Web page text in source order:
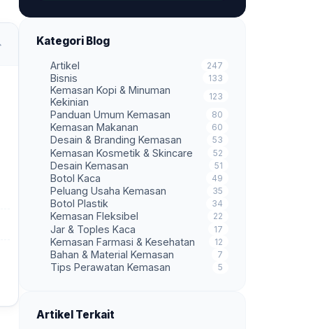
Kategori Blog
Artikel 247
Bisnis 133
Kemasan Kopi & Minuman
Kekinian
123
Panduan Umum Kemasan 80
Kemasan Makanan 60
Desain & Branding Kemasan 53
Kemasan Kosmetik & Skincare 52
Desain Kemasan 51
Botol Kaca 49
Peluang Usaha Kemasan 35
Botol Plastik 34
Kemasan Fleksibel 22
Jar & Toples Kaca 17
Kemasan Farmasi & Kesehatan 12
Bahan & Material Kemasan 7
Tips Perawatan Kemasan 5
Artikel Terkait